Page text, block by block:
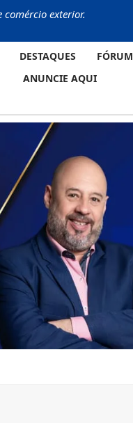
exterior.
DESTAQUES FÓRUM
ANUNCIE AQUI